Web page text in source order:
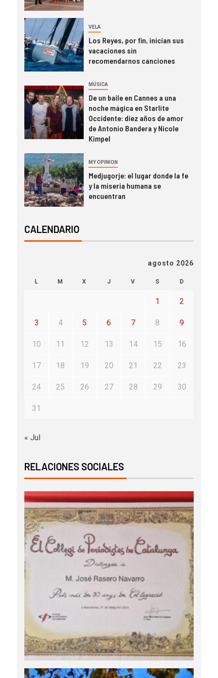
VELA
Los Reyes, por fin, inician sus
vacaciones sin
recomendarnos canciones
MÚSICA
De un baile en Cannes a una
noche mágica en Starlite
Occidente: diez años de amor
de Antonio Bandera y Nicole
Kimpel
MY OPINION
Medjugorje: el lugar donde la fe
y la miseria humana se
encuentran
CALENDARIO
agosto 2026
L M X J V S D
1 2
3 4 5 6 7 8 9
10 11 12 13 14 15 16
17 18 19 20 21 22 23
24 25 26 27 28 29 30
31
« Jul
RELACIONES SOCIALES